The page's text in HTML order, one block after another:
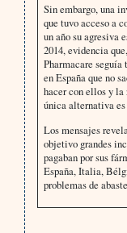
Sin embargo, una
que tuvo acceso a
un año su agresiva
2014, evidencia
Pharmacare
en España que no
hacer con ellos y la
única alternativa
Los mensajes
objetivo grandes
pagaban por sus
España, Italia,
problemas de